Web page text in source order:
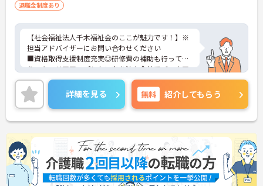
退職金制度あり
【社会福祉法人千木福祉会のここが魅力です！】※
担当アドバイザーにお問い合わせください
■資格取得支援制度充実◎研修費の補助も行ってお
り、キャリアアップしたい方を法人全体でバックア
ップしております。
■無資格でもOK！初めての方も研修がありますので
安心して入職頂けますよ♪
詳細を見る 無料 紹介してもらう